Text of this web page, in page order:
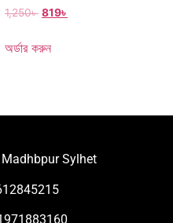
1,250৳ 819৳
অর্ডার করুন
Sylhet